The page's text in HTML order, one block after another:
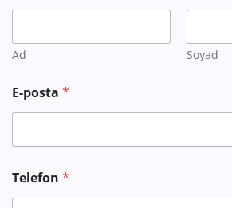
Ad Soyad
E-posta*
Telefon*